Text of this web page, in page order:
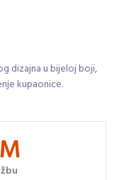
dizajna u bijeloj boji,
kupaonice.